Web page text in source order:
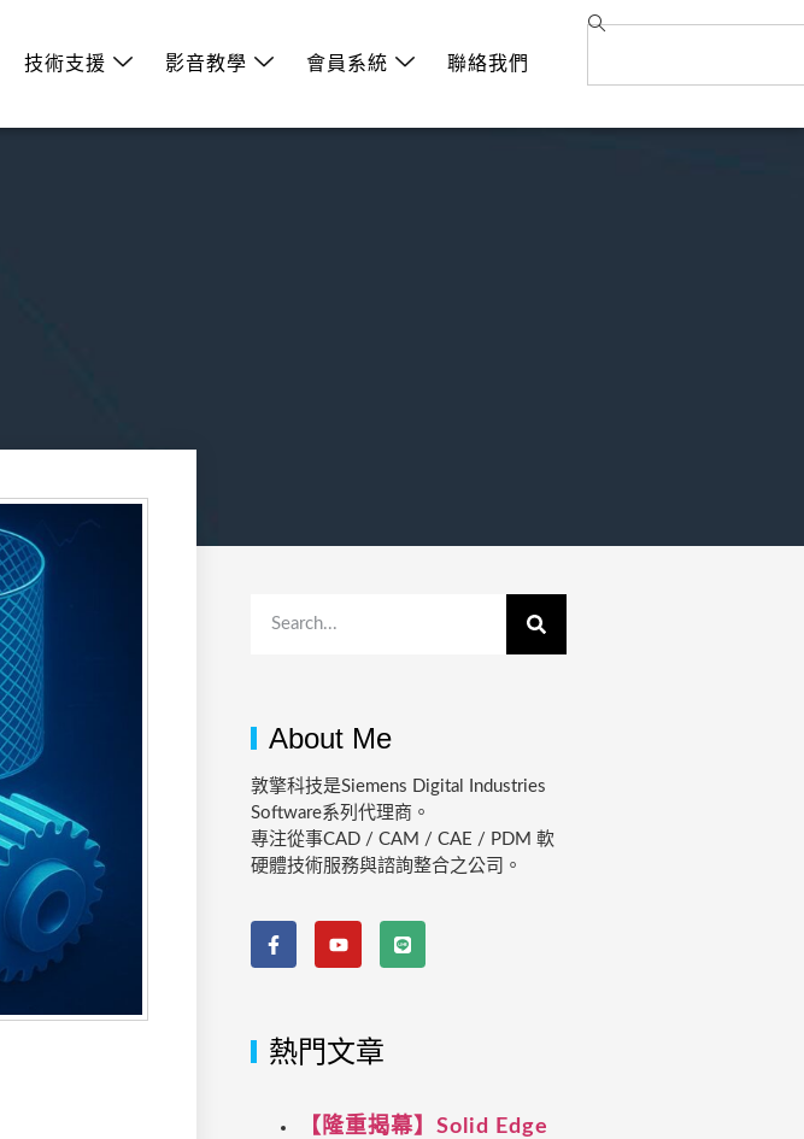
技術支援 影音教學 會員系統 聯絡我們
About Me
敦擎科技是Siemens Digital Industries
Software系列代理商。
專注從事CAD / CAM / CAE / PDM 軟
硬體技術服務與諮詢整合之公司。
熱門文章
【隆重揭幕】Solid Edge